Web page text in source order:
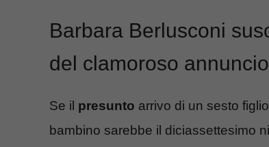
Barbara Berlusconi
del clamoroso
Se il presunto arrivo di un sesto
bambino sarebbe il diciassettesimo